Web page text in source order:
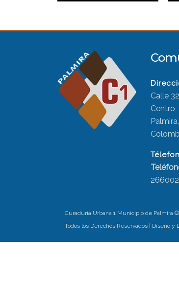
Calle
Centro
Curaduría Urbana 1 Municipio de Palmira ©
Todos los Derechos Reservados | Diseño y